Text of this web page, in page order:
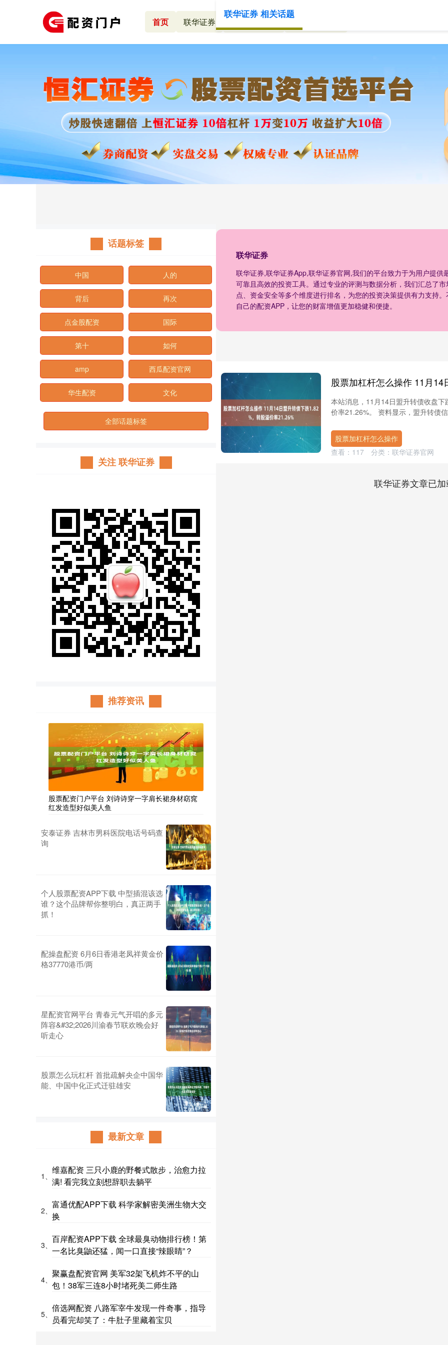
首页 联华证券 联华证券App 联华证券官网
联华证券
联华证券,联华证券App,联华证券官网,我们的平台致力于为用户提
可靠且高效的投资工具。通过专业的评测与数据分析，我们汇总了
点、资金安全等多个维度进行排名，为您的投资决策提供有力支持
自己的配资APP，让您的财富增值更加稳健和便捷。
联华证券 相关话题
本站消息，11月14日盟升转债收盘
价率21.26%。 资料显示，盟升转债
股票加杠杆怎么操作
查看： 117 分类： 联华证券官网
联华证券文章已
话题标签
中国 人的
背后 再次
点金股配资 国际
第十 如何
amp 西瓜配资官网
华生配资 文化
全部话题标签
关注 联华证券
推荐资讯
股票配资门户平台 刘诗诗穿一字肩长裙身材窈窕
红发造型好似美人鱼
安泰证券 吉林市男科医院电话号码查
询
个人股票配资APP下载 中型插混该选
谁？这个品牌帮你整明白，真正两手
抓！
配操盘配资 6月6日香港老凤祥黄金价
格37770港币/两
星配资官网平台 青春元气开唱的多元
阵容&#32;2026川渝春节联欢晚会好
听走心
股票怎么玩杠杆 首批疏解央企中国华
能、中国中化正式迁驻雄安
最新文章
1、
维嘉配资 三只小鹿的野餐式散步，治愈力拉
满! 看完我立刻想辞职去躺平
2、
富通优配APP下载 科学家解密美洲生物大交
换
3、
百岸配资APP下载 全球最臭动物排行榜！第
一名比臭鼬还猛，闻一口直接“辣眼睛”？
4、
聚赢盘配资官网 美军32架飞机炸不平的山
包！38军三连8小时堵死美二师生路
5、
倍选网配资 八路军宰牛发现一件奇事，指导
员看完却笑了：牛肚子里藏着宝贝